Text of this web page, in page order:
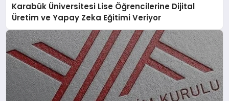
Karabük Üniversitesi Lise Öğrencilerine Dijital
Üretim ve Yapay Zeka Eğitimi Veriyor